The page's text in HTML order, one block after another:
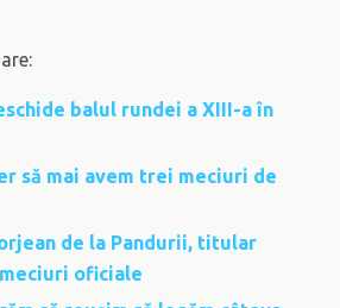
balul rundei a XIII-a în
să mai avem trei meciuri de
de la Pandurii, titular
oficiale